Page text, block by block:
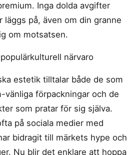
Inga dolda avgifter
läggs på, även om din granne
om motsatsen.
närvaro
estetik tilltalar både de som
vänliga förpackningar och de
som pratar för sig själva.
på sociala medier med
bidragit till märkets hype och
Nu blir det enklare att hoppa